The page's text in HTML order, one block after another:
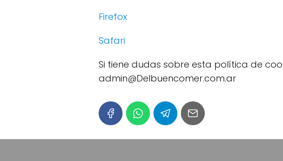
Firefox
Safari
Si tiene dudas sobre esta política de
admin@Delbuencomer.com.ar